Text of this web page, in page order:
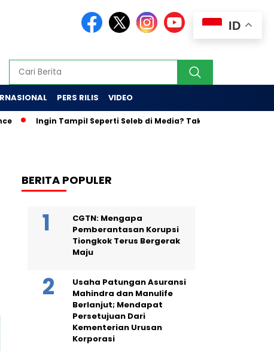
PERS RILIS VIDEO
Ingin Tampil Seperti Seleb di Media? Tak Percaya Diri Bertemu
BERITA POPULER
CGTN: Mengapa
Pemberantasan Korupsi
Tiongkok Terus Bergerak
Maju
Usaha Patungan Asuransi
Mahindra dan Manulife
Berlanjut; Mendapat
Persetujuan Dari
Kementerian Urusan
Korporasi
ID